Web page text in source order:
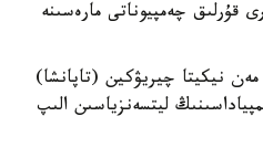
قۇرلىق چەمپيوناتى مارەسىنە
مەن نيكيتا چيريۋكين (تاپانشا)
ليتسەنزياسىن الىپ